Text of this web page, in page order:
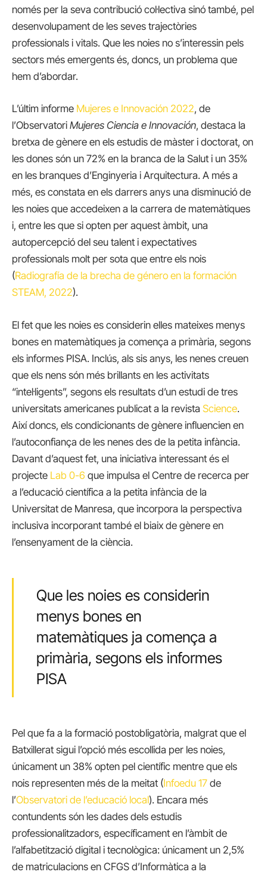
només per la seva contribució col·lectiva sinó també, pel
desenvolupament de les seves trajectòries
professionals i vitals. Que les noies no s’interessin pels
sectors més emergents és, doncs, un problema que
hem d’abordar.
L’últim informe Mujeres e Innovación 2022, de
l’Observatori Mujeres Ciencia e Innovación, destaca la
bretxa de gènere en els estudis de màster i doctorat, on
les dones són un 72% en la branca de la Salut i un 35%
en les branques d’Enginyeria i Arquitectura. A més a
més, es constata en els darrers anys una disminució de
les noies que accedeixen a la carrera de matemàtiques
i, entre les que si opten per aquest àmbit, una
autopercepció del seu talent i expectatives
professionals molt per sota que entre els nois
(Radiografía de la brecha de género en la formación
STEAM, 2022).
El fet que les noies es considerin elles mateixes menys
bones en matemàtiques ja comença a primària, segons
els informes PISA. Inclús, als sis anys, les nenes creuen
que els nens són més brillants en les activitats
“intel·ligents”, segons els resultats d’un estudi de tres
universitats americanes publicat a la revista Science.
Així doncs, els condicionants de gènere influencien en
l’autoconfiança de les nenes des de la petita infància.
Davant d’aquest fet, una iniciativa interessant és el
projecte Lab 0-6 que impulsa el Centre de recerca per
a l’educació científica a la petita infància de la
Universitat de Manresa, que incorpora la perspectiva
inclusiva incorporant també el biaix de gènere en
l’ensenyament de la ciència.
Que les noies es considerin
menys bones en
matemàtiques ja comença a
primària, segons els informes
PISA
Pel que fa a la formació postobligatòria, malgrat que el
Batxillerat sigui l’opció més escollida per les noies,
únicament un 38% opten pel científic mentre que els
nois representen més de la meitat (Infoedu 17 de
l’Observatori de l’educació local). Encara més
contundents són les dades dels estudis
professionalitzadors, específicament en l’àmbit de
l’alfabetització digital i tecnològica: únicament un 2,5%
de matriculacions en CFGS d’Informàtica a la